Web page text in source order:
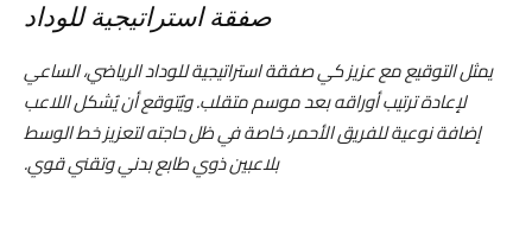
صفقة استراتيجية للوداد
يمثل التوقيع مع عزيز كي صفقة استراتيجية للوداد الرياضي، الساعي
لإعادة ترتيب أوراقه بعد موسم متقلب. ويُتوقع أن يُشكل اللاعب
إضافة نوعية للفريق الأحمر، خاصة في ظل حاجته لتعزيز خط الوسط
بلاعبين ذوي طابع بدني وتقني قوي.